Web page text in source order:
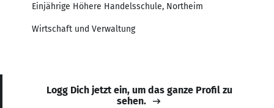
Einjährige Höhere Handelsschule, Northeim
Wirtschaft und Verwaltung
Logg Dich jetzt ein, um das ganze Profil zu
sehen.